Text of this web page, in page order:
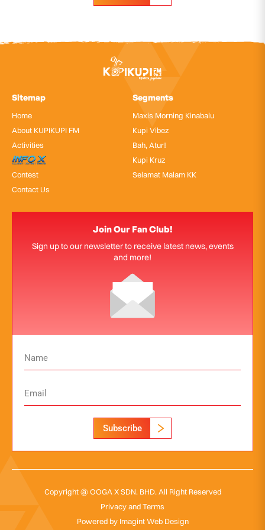
Sitemap
Home
About KUPIKUPI FM
Activities
InfoX
Contest
Contact Us
Segments
Maxis Morning Kinabalu
Kupi Vibez
Bah, Atur!
Kupi Kruz
Selamat Malam KK
Join Our Fan Club!
Sign up to our newsletter to receive latest news, events
and more!
Subscribe
Copyright @ OOGA X SDN. BHD. All Right Reserved
Privacy and Terms
Powered by Imagint Web Design